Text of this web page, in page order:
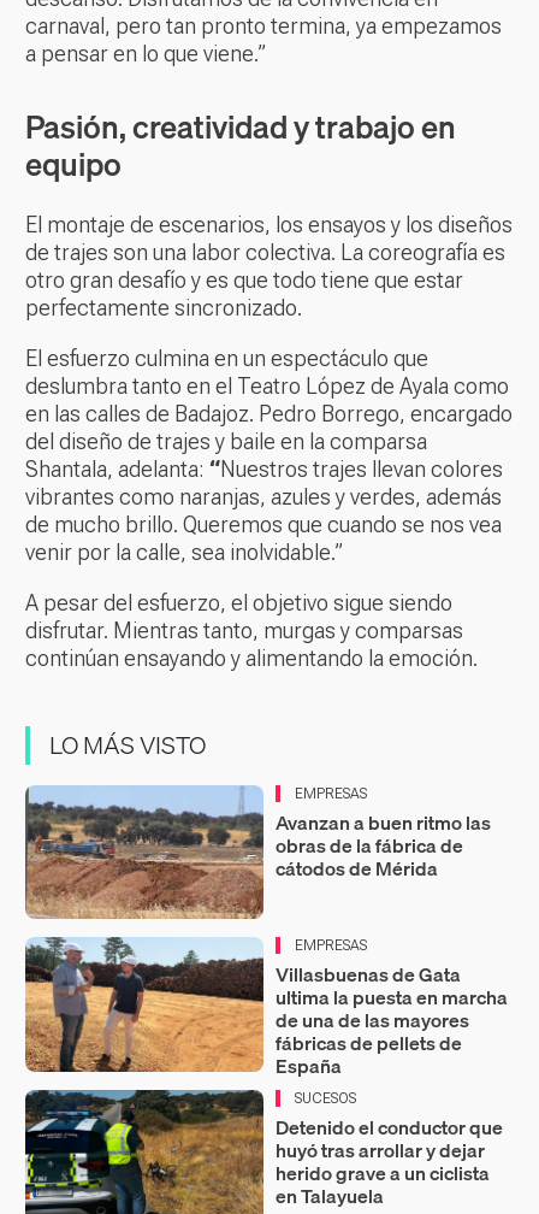
carnaval, pero tan pronto termina, ya empezamos
a pensar en lo que viene.”
Pasión, creatividad y trabajo en
equipo
El montaje de escenarios, los ensayos y los diseños
de trajes son una labor colectiva. La coreografía es
otro gran desafío y es que todo tiene que estar
perfectamente sincronizado.
El esfuerzo culmina en un espectáculo que
deslumbra tanto en el Teatro López de Ayala como
en las calles de Badajoz. Pedro Borrego, encargado
del diseño de trajes y baile en la comparsa
Shantala, adelanta: “Nuestros trajes llevan colores
vibrantes como naranjas, azules y verdes, además
de mucho brillo. Queremos que cuando se nos vea
venir por la calle, sea inolvidable.”
A pesar del esfuerzo, el objetivo sigue siendo
disfrutar. Mientras tanto, murgas y comparsas
continúan ensayando y alimentando la emoción.
LO MÁS VISTO
EMPRESAS
Avanzan a buen ritmo las
obras de la fábrica de
cátodos de Mérida
EMPRESAS
Villasbuenas de Gata
ultima la puesta en marcha
de una de las mayores
fábricas de pellets de
España
SUCESOS
Detenido el conductor que
huyó tras arrollar y dejar
herido grave a un ciclista
en Talayuela